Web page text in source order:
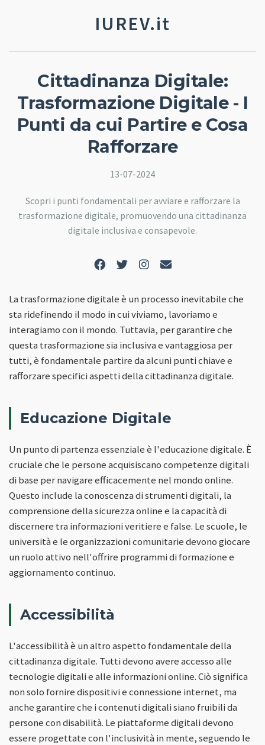
IUREV.it
Cittadinanza Digitale:
Trasformazione Digitale - I
Punti da cui Partire e Cosa
Rafforzare
13-07-2024
Scopri i punti fondamentali per avviare e rafforzare la
trasformazione digitale, promuovendo una cittadinanza
digitale inclusiva e consapevole.
La trasformazione digitale è un processo inevitabile che
sta ridefinendo il modo in cui viviamo, lavoriamo e
interagiamo con il mondo. Tuttavia, per garantire che
questa trasformazione sia inclusiva e vantaggiosa per
tutti, è fondamentale partire da alcuni punti chiave e
rafforzare specifici aspetti della cittadinanza digitale.
Educazione Digitale
Un punto di partenza essenziale è l'educazione digitale. È
cruciale che le persone acquisiscano competenze digitali
di base per navigare efficacemente nel mondo online.
Questo include la conoscenza di strumenti digitali, la
comprensione della sicurezza online e la capacità di
discernere tra informazioni veritiere e false. Le scuole, le
università e le organizzazioni comunitarie devono giocare
un ruolo attivo nell'offrire programmi di formazione e
aggiornamento continuo.
Accessibilità
L'accessibilità è un altro aspetto fondamentale della
cittadinanza digitale. Tutti devono avere accesso alle
tecnologie digitali e alle informazioni online. Ciò significa
non solo fornire dispositivi e connessione internet, ma
anche garantire che i contenuti digitali siano fruibili da
persone con disabilità. Le piattaforme digitali devono
essere progettate con l'inclusività in mente, seguendo le